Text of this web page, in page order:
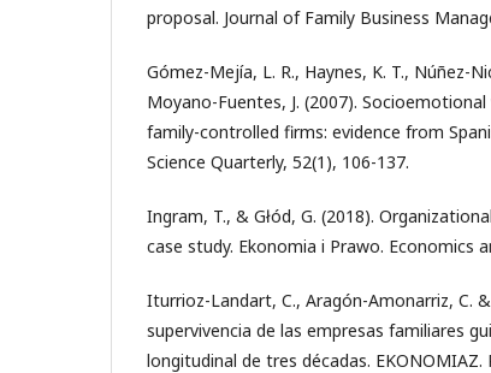
proposal. Journal of Family Business
Gómez-Mejía, L. R., Haynes, K. T., Núñez-
Moyano-Fuentes, J. (2007).
family-controlled firms: evidence from
Science Quarterly, 52(1), 106-137.
Ingram, T., & Głód, G. (2018).
case study. Ekonomia i Prawo. Economics
Iturrioz-Landart, C., Aragón-Amonarriz, C.
supervivencia de las empresas familiares
longitudinal de tres décadas. EKONOMIAZ.